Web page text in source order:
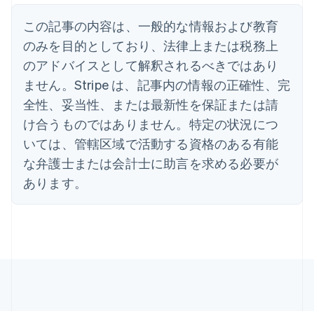
この記事の内容は、一般的な情報および教育
のみを目的としており、法律上または税務上
のアドバイスとして解釈されるべきではあり
ません。Stripe は、記事内の情報の正確性、完
全性、妥当性、または最新性を保証または請
け合うものではありません。特定の状況につ
いては、管轄区域で活動する資格のある有能
な弁護士または会計士に助言を求める必要が
あります。
English
イギリス
English
イタリア
ItalianoEnglish
インド
English
エストニア
English
オーストラリア
English
オーストリア
オランダ
NederlandsEnglish